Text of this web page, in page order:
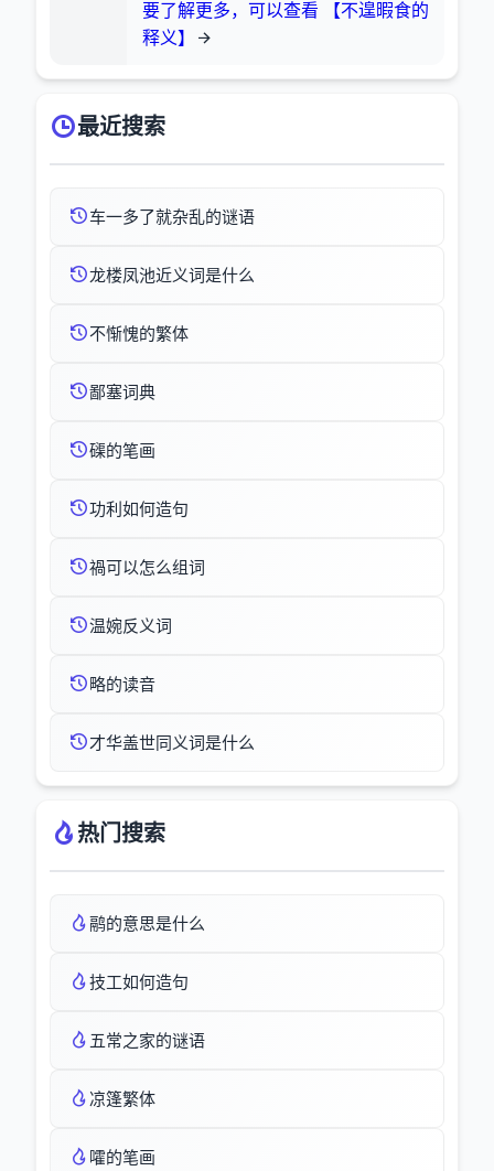
要了解更多，可以查看 【不遑暇食的
释义】
最近搜索
车一多了就杂乱的谜语
龙楼凤池近义词是什么
不惭愧的繁体
鄙塞词典
磲的笔画
功利如何造句
禍可以怎么组词
温婉反义词
略的读音
才华盖世同义词是什么
热门搜索
鹝的意思是什么
技工如何造句
五常之家的谜语
凉篷繁体
嚯的笔画